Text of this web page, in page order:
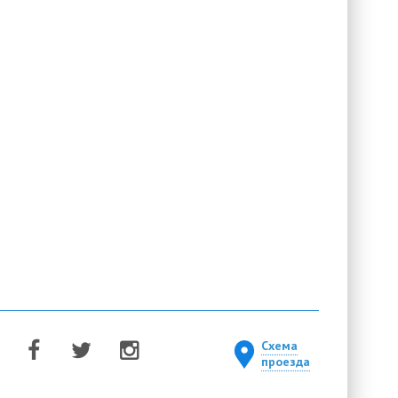
Схема
проезда